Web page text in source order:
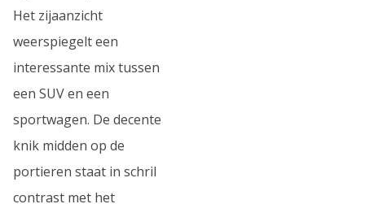
Het zijaanzicht
weerspiegelt een
interessante mix tussen
een SUV en een
sportwagen. De decente
knik midden op de
portieren staat in schril
contrast met het